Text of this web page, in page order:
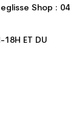
Shop : 04
18H ET DU